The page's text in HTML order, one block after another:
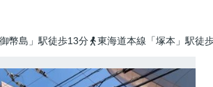
幣島」駅徒歩13分 東海道本線「塚本」駅徒